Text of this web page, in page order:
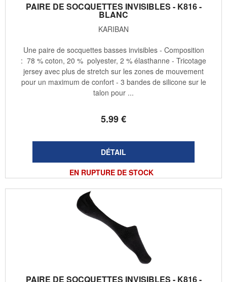
PAIRE DE SOCQUETTES INVISIBLES - K816 -
BLANC
KARIBAN
5.99€
EN RUPTURE DE STOCK
Une paire de socquettes basses invisibles - Composition
: 78 % coton, 20 % polyester, 2 % élasthanne - Tricotage
jersey avec plus de stretch sur les zones de mouvement
pour un maximum de confort - 3 bandes de silicone sur le
talon pour ...
PAIRE DE SOCQUETTES INVISIBLES - K816 -